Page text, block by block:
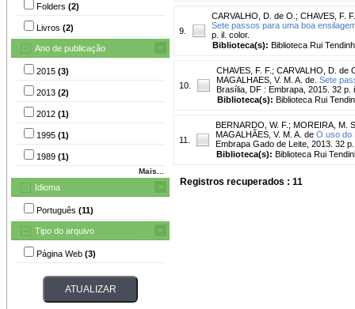
Folders (2)
Livros (2)
Ano de publicação
2015 (3)
2013 (2)
2012 (1)
1995 (1)
1989 (1)
Mais...
Idioma
Português (11)
Tipo do arquivo
Página Web (3)
9.
CARVALHO, D. de O. ; CHAVES, F. F.
Sete passos para uma boa
p. il. color.
Biblioteca(s): Biblioteca Rui
10.
CHAVES, F. F. ; CARVALHO, D. de
MAGALHAES, V. M. A. de. Sete
Brasília, DF : Embrapa, 2015. 32 p.
Biblioteca(s): Biblioteca Rui
11.
BERNARDO, W. F. ; MOREIRA, M.
MAGALHÃES, V. M. A. de O uso do
Embrapa Gado de Leite, 2013. 32
Biblioteca(s): Biblioteca Rui
Registros recuperados : 11